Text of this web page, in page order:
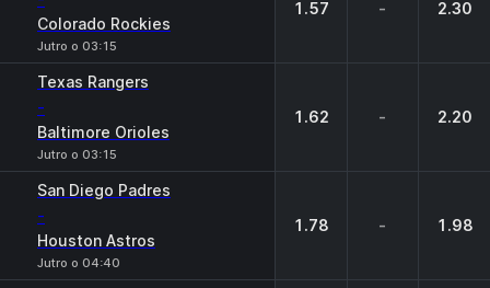
Colorado Rockies
Jutro o 03:15
1.57 - 2.30
Texas Rangers
-
Baltimore Orioles
Jutro o 03:15
1.62 - 2.20
San Diego Padres
-
Houston Astros
Jutro o 04:40
1.78 - 1.98